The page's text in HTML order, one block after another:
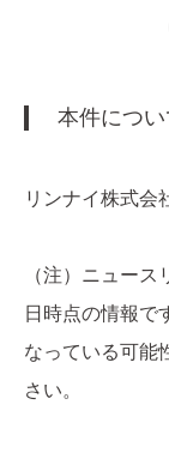
本件につ
リンナイ株式会
（注）ニュー
日時点の情報で
なっている可能
さい。